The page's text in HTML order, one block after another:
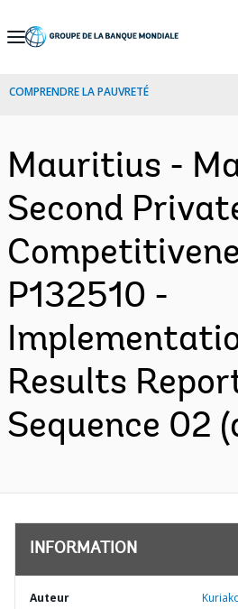
Skip
Navigation
COMPRENDRE LA PAUVRETÉ
Mauritius -
Second
P132510 -
Results
Sequence 02
INFORMATION
Auteur